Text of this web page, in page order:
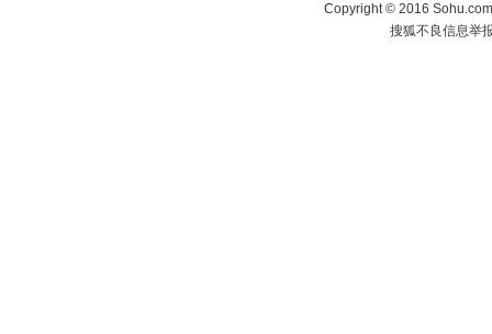
Copyright©2016
搜狐不良信息举